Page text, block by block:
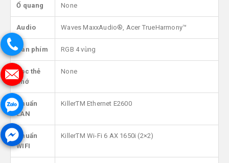
Ổ quang None
Audio Waves MaxxAudio®, Acer TrueHarmony™
Bàn phím RGB 4 vùng
Đọc thẻ
nhớ
None
Chuẩn
LAN
KillerTM Ethernet E2600
Chuẩn
WIFI
KillerTM Wi-Fi 6 AX 1650i (2×2)